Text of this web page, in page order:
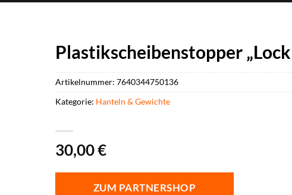
Plastikscheibenstopper
30,00€
ZUM PARTNERSHOP
Artikelnummer: 7640344750136
Kategorie: Hanteln & Gewichte